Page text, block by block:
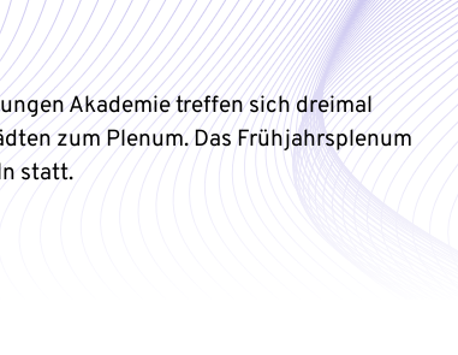
Akademie treffen sich dreimal
zum Plenum. Das Frühjahrsplenum
statt.